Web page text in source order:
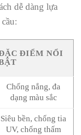
dễ dàng lựa
ĐIỂM NỔI
Chống nắng, đa
dạng màu sắc
Siêu bền, chống tia
UV, chống thấm